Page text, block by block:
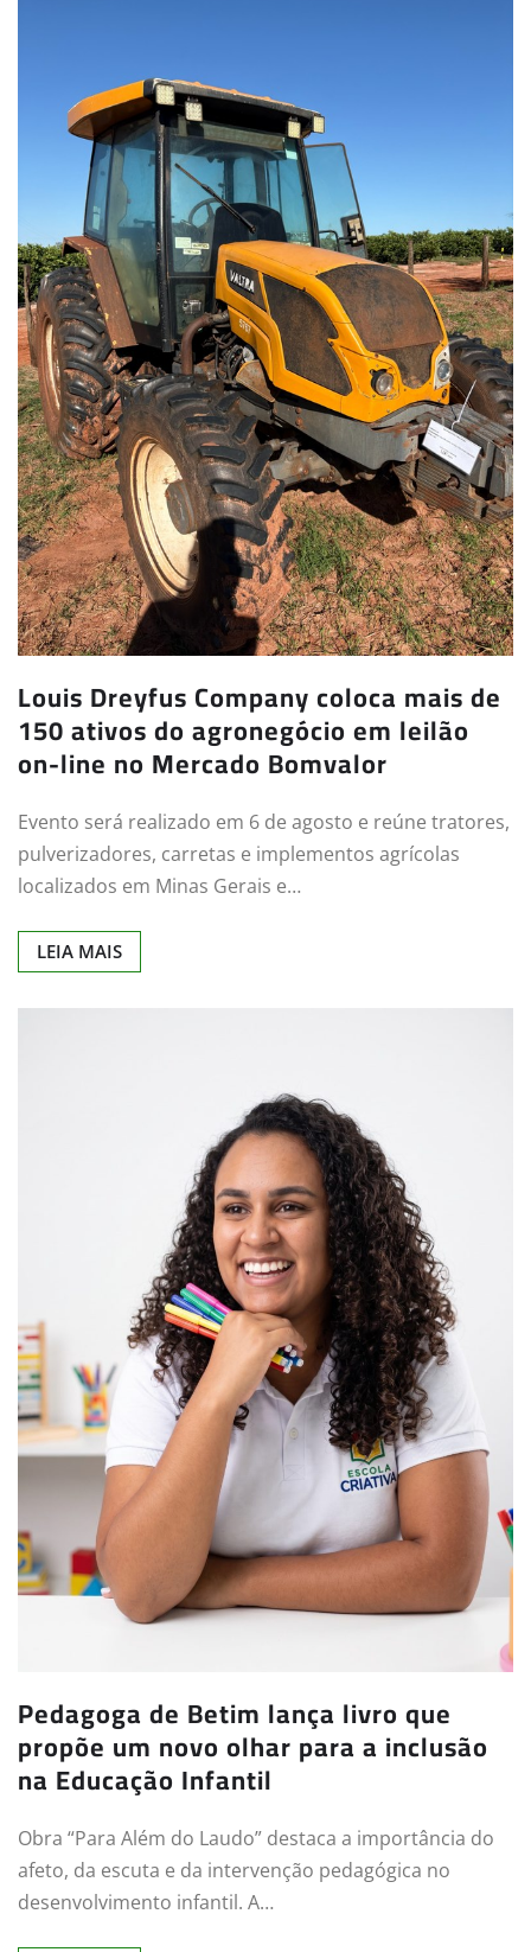
Louis Dreyfus Company coloca mais de
150 ativos do agronegócio em leilão
on-line no Mercado Bomvalor
Evento será realizado em 6 de agosto e reúne tratores,
pulverizadores, carretas e implementos agrícolas
localizados em Minas Gerais e…
LEIA MAIS
Pedagoga de Betim lança livro que
propõe um novo olhar para a inclusão
na Educação Infantil
Obra “Para Além do Laudo” destaca a importância do
afeto, da escuta e da intervenção pedagógica no
desenvolvimento infantil. A…